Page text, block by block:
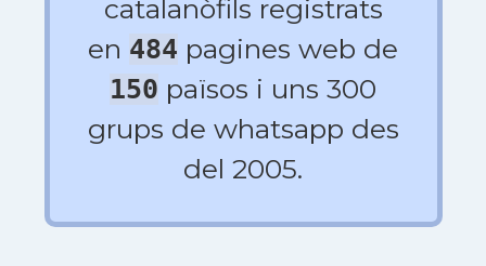
catalanòfils registrats
en 484 pagines web de
150 països i uns 300
grups de whatsapp des
del 2005.